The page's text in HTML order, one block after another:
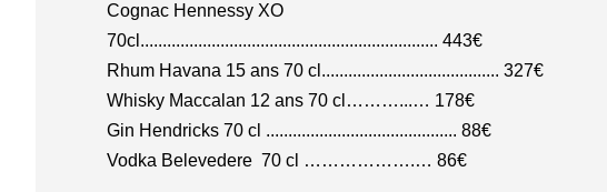
Cognac Hennessy XO
70cl................................................................... 443€
Rhum Havana 15 ans 70 cl........................................ 327€
Whisky Maccalan 12 ans 70 cl………...… 178€
Gin Hendricks 70 cl ........................................... 88€
Vodka Belevedere 70 cl ……………….… 86€